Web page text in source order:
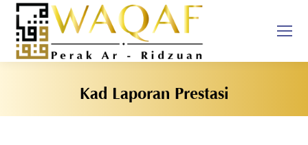
Kad Laporan Prestasi